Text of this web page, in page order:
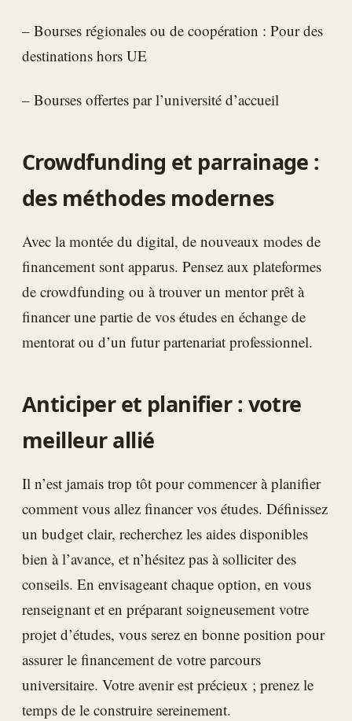
– Bourses régionales ou de coopération : Pour des
destinations hors UE
– Bourses offertes par l’université d’accueil
Crowdfunding et parrainage :
des méthodes modernes
Avec la montée du digital, de nouveaux modes de
financement sont apparus. Pensez aux plateformes
de crowdfunding ou à trouver un mentor prêt à
financer une partie de vos études en échange de
mentorat ou d’un futur partenariat professionnel.
Anticiper et planifier : votre
meilleur allié
Il n’est jamais trop tôt pour commencer à planifier
comment vous allez financer vos études. Définissez
un budget clair, recherchez les aides disponibles
bien à l’avance, et n’hésitez pas à solliciter des
conseils. En envisageant chaque option, en vous
renseignant et en préparant soigneusement votre
projet d’études, vous serez en bonne position pour
assurer le financement de votre parcours
universitaire. Votre avenir est précieux ; prenez le
temps de le construire sereinement.